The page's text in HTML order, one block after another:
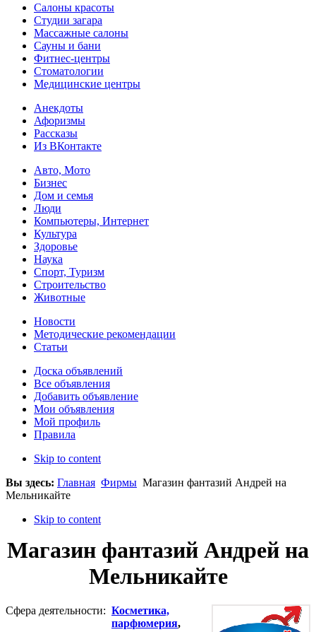
Салоны красоты
Студии загара
Массажные салоны
Сауны и бани
Фитнес-центры
Стоматологии
Медицинские центры
Анекдоты
Афоризмы
Рассказы
Из ВКонтакте
Авто, Мото
Бизнес
Дом и семья
Люди
Компьютеры, Интернет
Культура
Здоровье
Наука
Спорт, Туризм
Строительство
Животные
Новости
Методические рекомендации
Статьи
Доска объявлений
Все объявления
Добавить объявление
Мои объявления
Мой профиль
Правила
Skip to content
Вы здесь: Главная Фирмы Магазин фантазий Андрей на
Мельникайте
Skip to content
Магазин фантазий Андрей на
Мельникайте
Сфера деятельности: Косметика,
парфюмерия,